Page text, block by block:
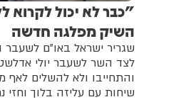
"כבר לא יכול לקרוא
השיק מפלגה חדשה
שגריר ישראל באו"ם
לצד השר לשעבר יולי
והתחייבו ולא להשלים
שיחות עם עליזה בלוך וחזי